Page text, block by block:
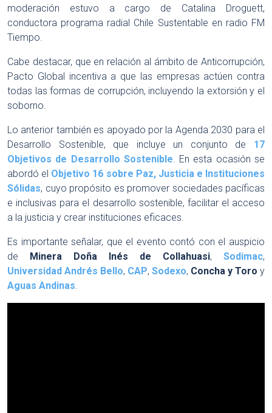
moderación estuvo a cargo de Catalina Droguett,
conductora programa radial Chile Sustentable en radio FM
Tiempo.
Cabe destacar, que en relación al ámbito de Anticorrupción,
Pacto Global incentiva a que las empresas actúen contra
todas las formas de corrupción, incluyendo la extorsión y el
soborno.
Lo anterior también es apoyado por la Agenda 2030 para el
Desarrollo Sostenible, que incluye un conjunto de 17
Objetivos de Desarrollo Sostenible. En esta ocasión se
abordó el Objetivo 16 sobre Paz, Justicia e Instituciones
Sólidas, cuyo propósito es promover sociedades pacíficas
e inclusivas para el desarrollo sostenible, facilitar el acceso
a la justicia y crear instituciones eficaces.
Es importante señalar, que el evento contó con el auspicio
de Minera Doña Inés de Collahuasi, Sodimac,
Universidad Andrés Bello, CAP, Sodexo, Concha y Toro y
Aguas Andinas.